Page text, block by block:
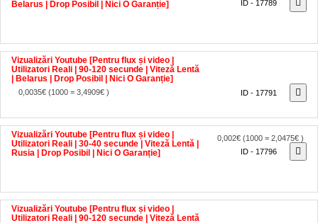
Vizualizări Youtube [Pentru flux și video |
Utilizatori Reali | 90-120 secunde | Viteză Lentă
| Belarus | Drop Posibil | Nici O Garanție]
0,0035€ (1000 = 3,4909€ )
Vizualizări Youtube [Pentru flux și video |
Utilizatori Reali | 30-40 secunde | Viteză Lentă |
Rusia | Drop Posibil | Nici O Garanție]
0,002€(1000 = 2,0475€ )
ID - 17796
Vizualizări Youtube [Pentru flux și video |
Utilizatori Reali | 90-120 secunde | Viteză Lentă
| Rusia | Drop Posibil | Nici O Garanție]